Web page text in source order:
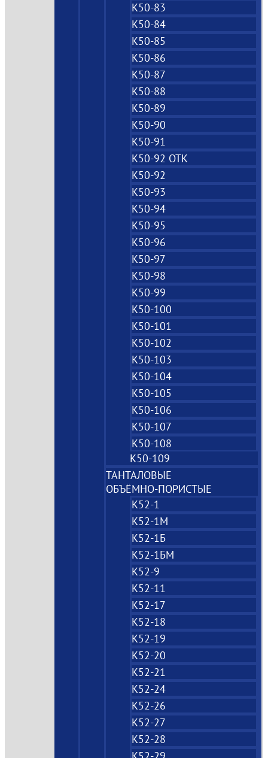
К50-83
К50-84
К50-85
К50-86
К50-87
К50-88
К50-89
К50-90
К50-91
К50-92 ОТК
К50-92
К50-93
К50-94
К50-95
К50-96
К50-97
К50-98
К50-99
К50-100
К50-101
К50-102
К50-103
К50-104
К50-105
К50-106
К50-107
К50-108
К50-109
ТАНТАЛОВЫЕ
ОБЪЁМНО‑ПОРИСТЫЕ
К52-1
К52-1М
К52-1Б
К52-1БМ
К52-9
К52-11
К52-17
К52-18
К52-19
К52-20
К52-21
К52-24
К52-26
К52-27
К52-28